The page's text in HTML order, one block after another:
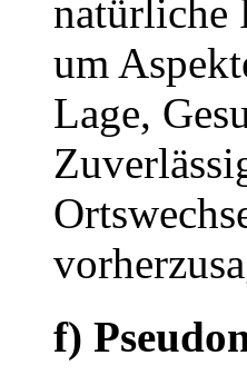
natürliche
um
Lage,
f)